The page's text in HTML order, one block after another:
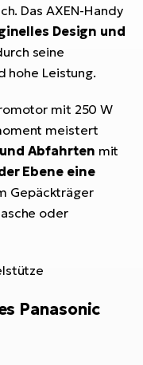
Das AXEN-Handy
Design und
seine
hohe Leistung.
mit 250 W
meistert
Abfahrten mit
Ebene eine
Gepäckträger
oder
Panasonic